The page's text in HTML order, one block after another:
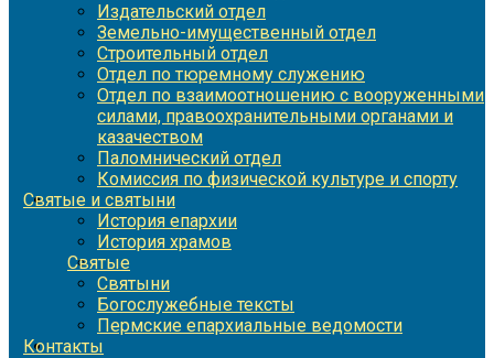
Издательский отдел
Земельно-имущественный отдел
Строительный отдел
Отдел по тюремному служению
Отдел по взаимоотношению с вооруженными
силами, правоохранительными органами и
казачеством
Паломнический отдел
Комиссия по физической культуре и спорту
Святые и святыни
История епархии
История храмов
Святые
Святыни
Богослужебные тексты
Пермские епархиальные ведомости
Контакты